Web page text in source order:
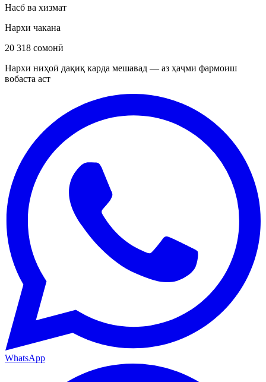
Насб ва хизмат
Нархи чакана
20 318 сомонӣ
Нархи ниҳоӣ дақиқ карда мешавад — аз ҳаҷми фармоиш
вобаста аст
WhatsApp